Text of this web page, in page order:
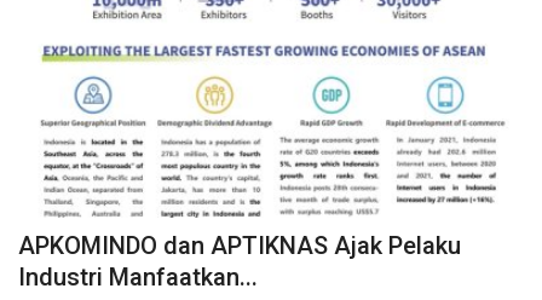
APKOMINDO dan APTIKNAS Ajak Pelaku
Industri Manfaatkan...